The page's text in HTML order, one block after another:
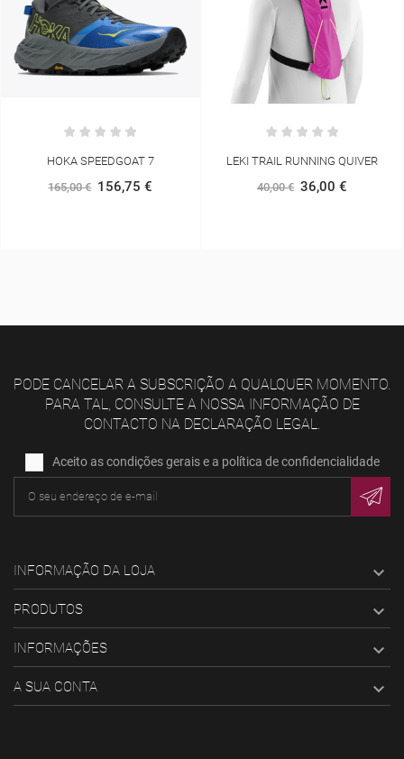
HOKA SPEEDGOAT 7
165,00 € 156,75 €
LEKI TRAIL RUNNING QUIVER
40,00 € 36,00 €
PODE CANCELAR A SUBSCRIÇÃO A QUALQUER MOMENTO.
PARA TAL, CONSULTE A NOSSA INFORMAÇÃO DE
CONTACTO NA DECLARAÇÃO LEGAL.
Aceito as condições gerais e a política de confidencialidade
INFORMAÇÃO DA LOJA 
PRODUTOS 
INFORMAÇÕES 
A SUA CONTA 